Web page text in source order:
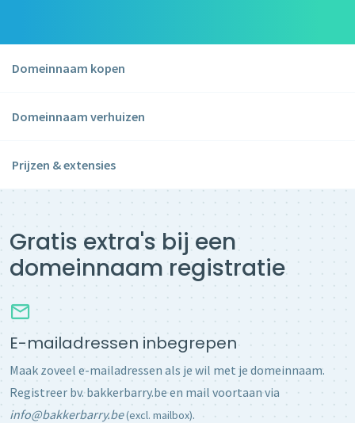
Domeinnaam kopen
Domeinnaam verhuizen
Prijzen & extensies
Gratis extra's bij een
domeinnaam registratie
E-mailadressen inbegrepen
Maak zoveel e-mailadressen als je wil met je domeinnaam.
Registreer bv. bakkerbarry.be en mail voortaan via
info@bakkerbarry.be(excl. mailbox).